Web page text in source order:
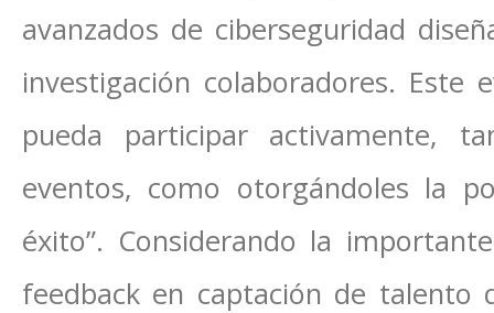
avanzados de ciberseguridad
investigación colaboradores.
pueda participar activamente,
eventos, como otorgándoles la
éxito”. Considerando la
feedback en captación de talento